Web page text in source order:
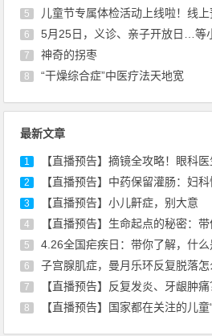
5 儿童节专属体检活动上线啦！线上
6 5月25日，义诊、亲子开放日…等
7 神奇的拐枣
8 “干燥综合症”中医疗法天地宽
最新文章
1 【直播预告】摘镜全攻略！眼科
2 【直播预告】中药保留灌肠：妇
3 【直播预告】小儿鼾症，别大意
4 【直播预告】生命起点的秘密：
5 4.26全国疟疾日：带你了解，什
6 子宫腺肌症，曼月乐环反复脱落怎
7 【直播预告】反复发炎、牙龈肿
8 【直播预告】国家都在关注的儿